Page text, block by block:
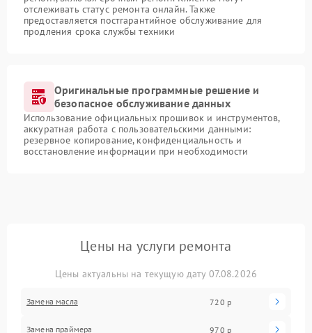
отслеживать статус ремонта онлайн. Также
предоставляется постгарантийное обслуживание для
продления срока службы техники
Оригинальные программные решение и
безопасное обслуживание данных
Использование официальных прошивок и инструментов,
аккуратная работа с пользовательскими данными:
резервное копирование, конфиденциальность и
восстановление информации при необходимости
Цены на услуги ремонта
Цены актуальны на текущую дату 07.08.2026
Замена масла 720 р
Замена праймера 970 р